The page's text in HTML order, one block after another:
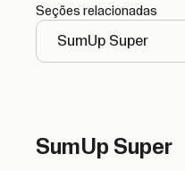
Seções relacionadas
SumUp Super
SumUp Super